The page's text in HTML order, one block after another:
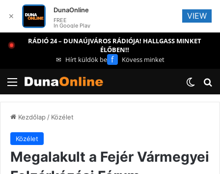
RÁDIÓ 24 – DUNAÚJVÁROS RÁDIÓJA! HALLGASS MINKET
ÉLŐBEN!!
✉ Hírt küldök be f Kövess minket
Menü
Kezdőlap/ Közélet
Közélet
Megalakult a Fejér Vármegyei
✕
DunaOnline
FREE
In Google Play
VIEW